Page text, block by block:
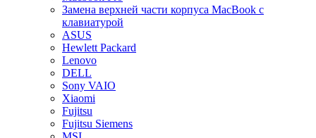
Замена верхней части корпуса MacBook с
клавиатурой
ASUS
Hewlett Packard
Lenovo
DELL
Sony VAIO
Xiaomi
Fujitsu
Fujitsu Siemens